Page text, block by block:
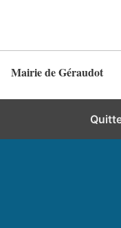
Mairie de Géraudot